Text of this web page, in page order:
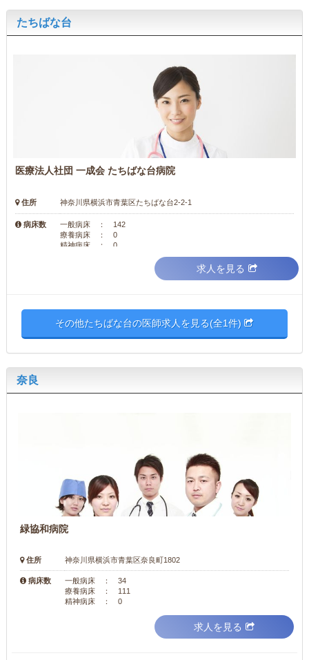
たちばな台
医療法人社団 一成会 たちばな台病院
住所 神奈川県横浜市青葉区たちばな台2-2-1
病床数
一般病床 ： 142
療養病床 ： 0
精神病床 ： 0
求人を見る
その他たちばな台の医師求人を見る(全1件)
奈良
緑協和病院
住所 神奈川県横浜市青葉区奈良町1802
病床数
一般病床 ： 34
療養病床 ： 111
精神病床 ： 0
求人を見る